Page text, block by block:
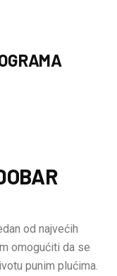
od najvećih
omogućiti da se
punim plućima.